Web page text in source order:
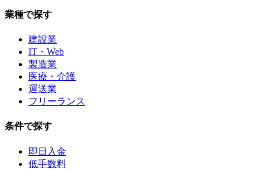
業種で探す
建設業
IT・Web
製造業
医療・介護
運送業
フリーランス
条件で探す
即日入金
低手数料